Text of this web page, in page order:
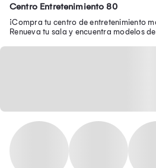
Centro Entretenimiento 80
¡Compra tu centro de entretenimiento
Renueva tu sala y encuentra modelos